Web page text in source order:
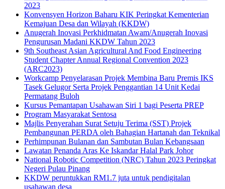
2023
Konvensyen Horizon Baharu KIK Peringkat Kementerian
Kemajuan Desa dan Wilayah (KKDW)
Anugerah Inovasi Perkhidmatan Awam/Anugerah Inovasi
Pengurusan Madani KKDW Tahun 2023
9th Southeast Asian Agricultural And Food Engineering
Student Chapter Annual Regional Convention 2023
(ARC2023)
Workcamp Penyelarasan Projek Membina Baru Premis IKS
Tasek Gelugor Serta Projek Penggantian 14 Unit Kedai
Permatang Buloh
Kursus Pemantapan Usahawan Siri 1 bagi Peserta PREP
Program Masyarakat Sentosa
Majlis Penyerahan Surat Setuju Terima (SST) Projek
Pembangunan PERDA oleh Bahagian Hartanah dan Teknikal
Perhimpunan Bulanan dan Sambutan Bulan Kebangsaan
Lawatan Penanda Aras Ke Iskandar Halal Park Johor
National Robotic Competition (NRC) Tahun 2023 Peringkat
Negeri Pulau Pinang
KKDW peruntukkan RM1.7 juta untuk pendigitalan
usahawan desa